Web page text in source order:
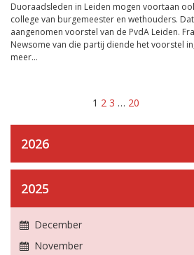
Duoraadsleden in Leiden mogen voortaan
college van burgemeester en wethouders.
aangenomen voorstel van de PvdA Leiden.
Newsome van die partij diende het voorstel
meer...
1 2 3 … 20
2026
2025
December
November